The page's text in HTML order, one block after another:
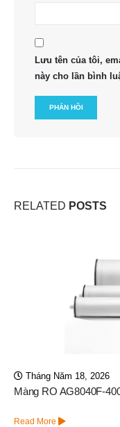
Lưu tên của tôi,
này cho lần bình
RELATED POSTS
Tháng Năm 18, 2026
Màng RO AG8040F-
Read More